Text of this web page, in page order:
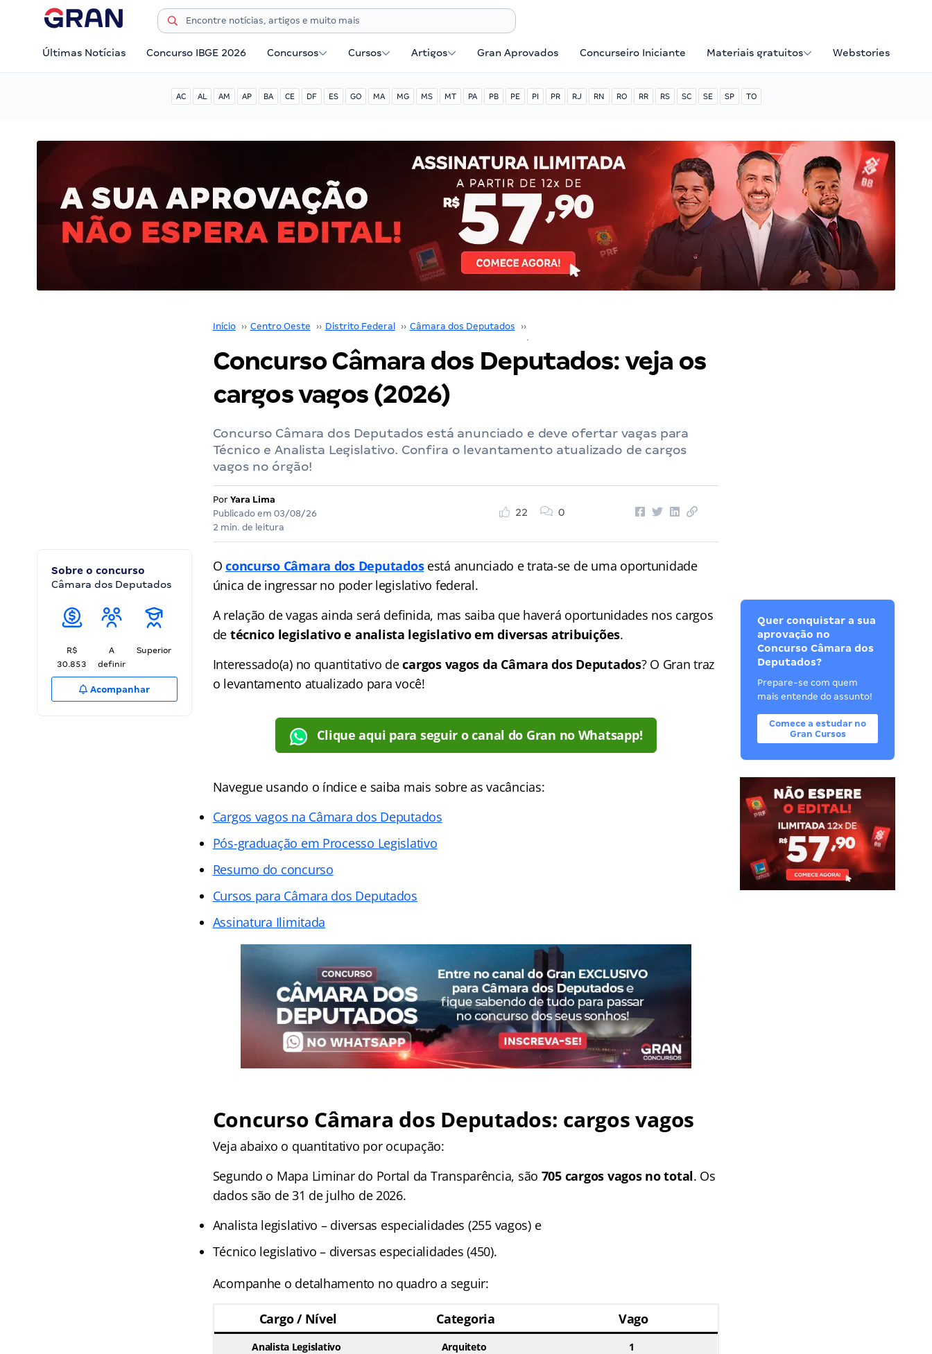
Últimas Notícias Concurso IBGE 2026 Concursos Cursos Artigos Gran Aprovados Concurseiro Iniciante Materiais gratuitos Webstories
AC AL AM AP BA CE DF ES GO MA MG MS MT PA PB PE PI PR RJ RN RO RR RS SC SE SP TO
Início ›› Centro Oeste ›› Distrito Federal ›› Câmara dos Deputados ››
Concurso Câmara dos Deputados: veja os
cargos vagos (2026)
Concurso Câmara dos Deputados está anunciado e deve ofertar vagas para
Técnico e Analista Legislativo. Confira o levantamento atualizado de cargos
vagos no órgão!
Por Yara Lima
Publicado em 03/08/26
2 min. de leitura
22 0
Sobre o concurso
Câmara dos Deputados
R$
30.853
A
definir
Superior
Acompanhar
Oconcurso Câmara dos Deputadosestá anunciado e trata-se de uma oportunidade
única de ingressar no poder legislativo federal.
A relação de vagas ainda será definida, mas saiba que haverá oportunidades nos cargos
de técnico legislativo e analista legislativo em diversas atribuições.
Interessado(a) no quantitativo decargos vagos da Câmara dos Deputados? O Gran traz
o levantamento atualizado para você!
Clique aqui para seguir o canal do Gran no Whatsapp!
Navegue usando o índice e saiba mais sobre as vacâncias:
Cargos vagos na Câmara dos Deputados
Pós-graduação em Processo Legislativo
Resumo do concurso
Cursos para Câmara dos Deputados
Assinatura Ilimitada
Concurso Câmara dos Deputados: cargos vagos
Veja abaixo o quantitativo por ocupação:
Segundo o Mapa Liminar do Portal da Transparência, são 705 cargos vagos no total. Os
dados são de 31 de julho de 2026.
Analista legislativo – diversas especialidades (255 vagos) e
Técnico legislativo – diversas especialidades (450).
Acompanhe o detalhamento no quadro a seguir:
Cargo / Nível Categoria Vago
Analista Legislativo Arquiteto 1
Quer conquistar a sua
aprovação no
Concurso Câmara dos
Deputados?
Prepare-se com quem
mais entende do assunto!
Comece a estudar no
Gran Cursos